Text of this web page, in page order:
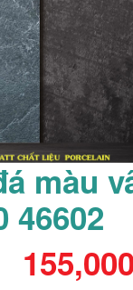
màu
46602